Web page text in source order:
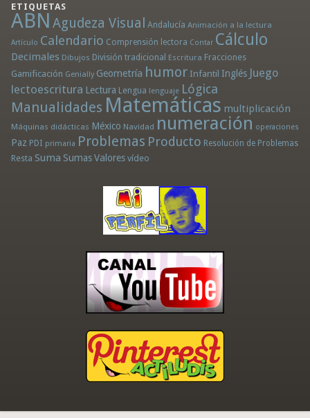
ETIQUETAS
ABN Agudeza Visual Andalucía Animación a la lectura
Artículo Calendario Comprensión lectora Contar Cálculo
Decimales Dibujos División tradicional Escritura Fracciones
Gamificación Genially Geometría humor Infantil Inglés Juego
lectoescritura Lectura Lengua lenguaje Lógica
Manualidades Matemáticas multiplicación
Máquinas didácticas México Navidad numeración operaciones
Paz PDI primaria Problemas Producto Resolución de Problemas
Resta Suma Sumas Valores vídeo